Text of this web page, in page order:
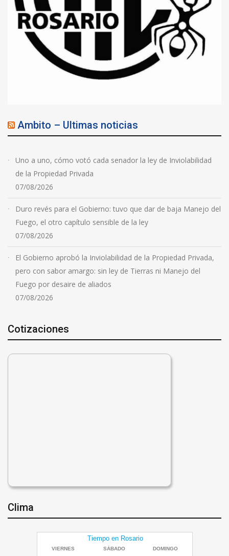
Ambito – Ultimas noticias
Uno a uno, cómo votó cada senador la ley de Inviolabilidad
de la Propiedad Privada
07/08/2026
Duro revés para el Gobierno: tuvo que dar de baja Manejo del
Fuego, el otro capítulo sensible de la ley
07/08/2026
El Gobierno aprobó la Inviolabilidad de la Propiedad Privada,
pero con sabor amargo: sin ley de Tierras ni Manejo del
Fuego por desaire de aliados
07/08/2026
Cotizaciones
Clima